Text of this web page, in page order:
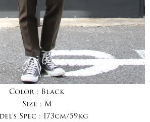
Color : Black
Size : M
Spec : 173cm/59kg